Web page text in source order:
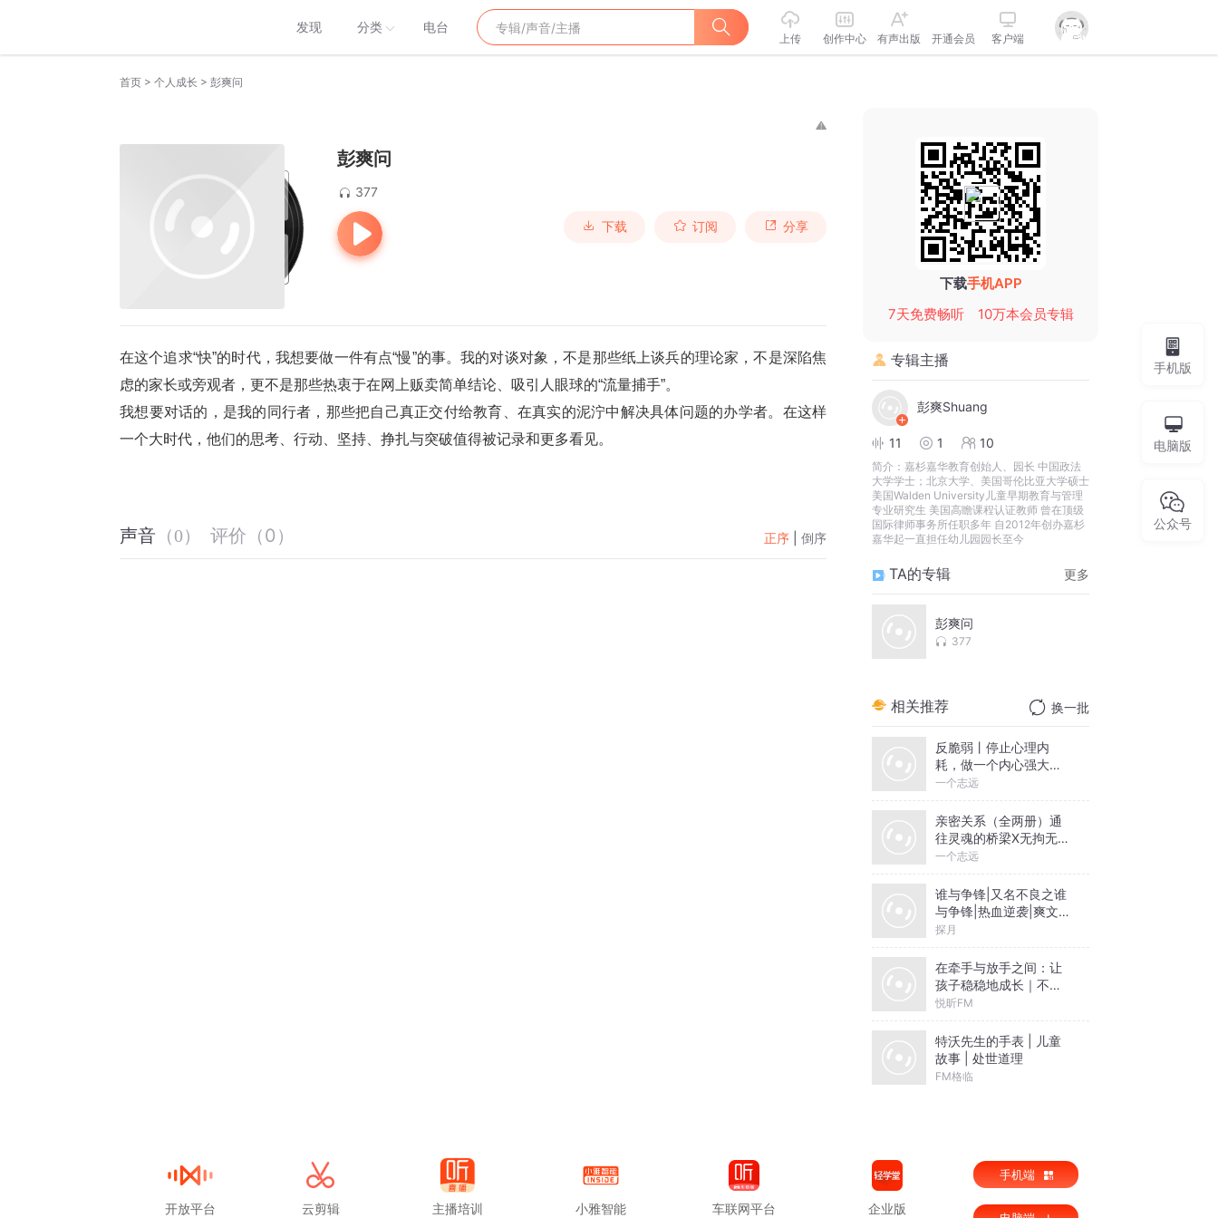
发现 分类 电台
上传 创作中心 有声出版 开通会员 客户端
首页 > 个人成长 > 彭爽问
彭爽问
377
下载 订阅 分享
在这个追求“快”的时代，我想要做一件有点“慢”的事。我的对谈对象，不是那些纸上谈兵的理论家，不是深陷焦
虑的家长或旁观者，更不是那些热衷于在网上贩卖简单结论、吸引人眼球的“流量捕手”。
我想要对话的，是我的同行者，那些把自己真正交付给教育、在真实的泥泞中解决具体问题的办学者。 在这样
一个大时代，他们的思考、行动、坚持、挣扎与突破值得被记录和更多看见。
声音 （0） 评价 （0 ） 正序 倒序
下载手机APP
7天免费畅听
10万本会员专辑
专辑主播
彭爽Shuang
11 1 10
简介： 嘉杉嘉华教育创始人、园长 中国政法
大学学士；北京大学、美国哥伦比亚大学硕士
美国Walden University儿童早期教育与管理
专业研究生 美国高瞻课程认证教师 曾在顶级
国际律师事务所任职多年 自2012年创办嘉杉
嘉华起一直担任幼儿园园长至今
TA的专辑 更多
彭爽问
377
相关推荐 换一批
反脆弱丨停止心理内
耗，做一个内心强大的
人丨一个志远演播
一个志远
亲密关系（全两册）通
往灵魂的桥梁X无拘无束
的关系丨亲密关系心理
一个志远
谁与争锋|又名不良之谁
与争锋|热血逆袭|爽文爆
笑|会员免费
探月
在牵手与放手之间：让
孩子稳稳地成长｜不吼
不叫 让孩子自由呼吸｜
悦昕FM
特沃先生的手表 | 儿童
故事 | 处世道理
FM格临
手机版
电脑版
公众号
开放平台 云剪辑 主播培训 小雅智能 车联网平台 企业版
手机端